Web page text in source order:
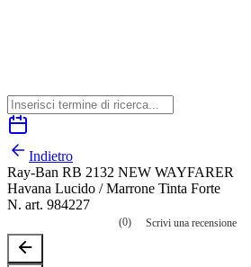
Indietro
Ray-Ban RB 2132 NEW WAYFARER
Havana Lucido / Marrone Tinta Forte
N. art. 984227
valutazione
(0) Scrivi una recensione